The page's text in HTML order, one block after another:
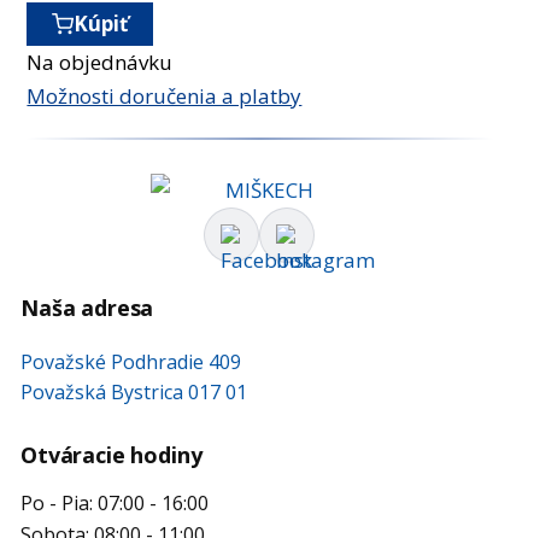
Kúpiť
Na objednávku
Možnosti doručenia a platby
Naša adresa
Považské Podhradie 409
Považská Bystrica 017 01
Otváracie hodiny
Po - Pia: 07:00 - 16:00